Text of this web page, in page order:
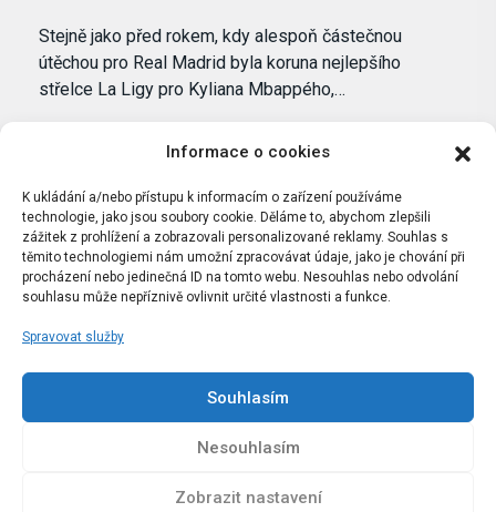
Informace o cookies
K ukládání a/nebo přístupu k informacím o zařízení používáme
technologie, jako jsou soubory cookie. Děláme to, abychom zlepšili
zážitek z prohlížení a zobrazovali personalizované reklamy. Souhlas s
těmito technologiemi nám umožní zpracovávat údaje, jako je chování při
procházení nebo jedinečná ID na tomto webu. Nesouhlas nebo odvolání
souhlasu může nepříznivě ovlivnit určité vlastnosti a funkce.
Spravovat služby
Souhlasím
Nesouhlasím
Zobrazit nastavení
Stejně jako před rokem, kdy alespoň částečnou
útěchou pro Real Madrid byla koruna nejlepšího
střelce La Ligy pro Kyliana Mbappého,…